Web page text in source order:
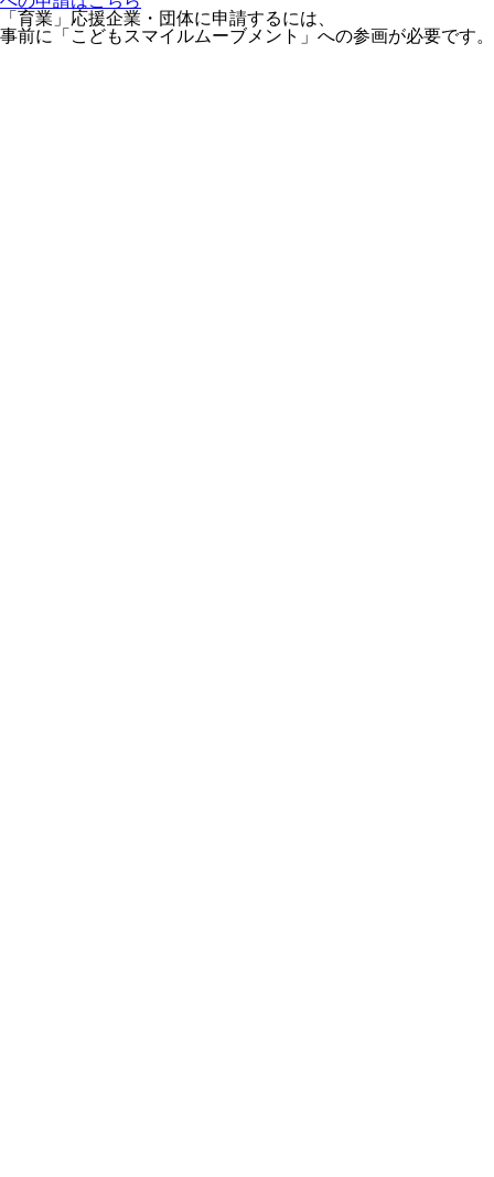
「育業」応援企業・団体に申請するには、
事前に「こどもスマイルムーブメント」への参画が必要です。